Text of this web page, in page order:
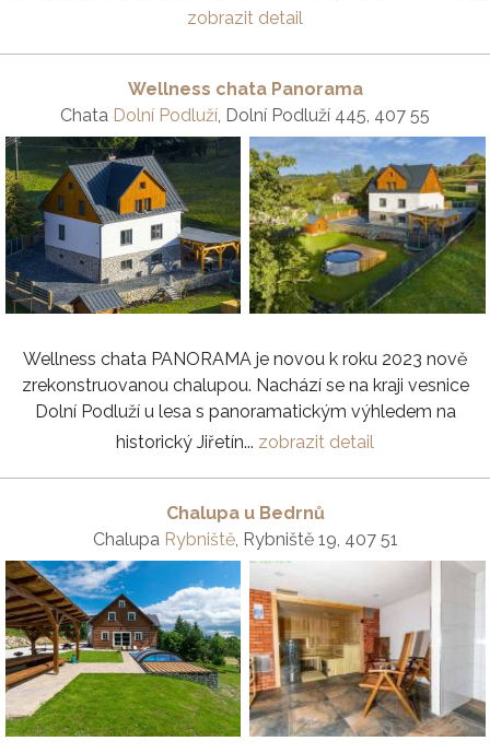
zobrazit detail
Wellness chata Panorama
Chata Dolní Podluží, Dolní Podluží 445, 407 55
Wellness chata PANORAMA je novou k roku 2023 nově
zrekonstruovanou chalupou. Nachází se na kraji vesnice
Dolní Podluží u lesa s panoramatickým výhledem na
historický Jiřetín... zobrazit detail
Chalupa u Bedrnů
Chalupa Rybniště, Rybniště 19, 407 51